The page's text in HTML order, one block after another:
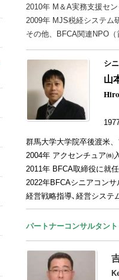
2010年 M＆A実務支援セ
2009年 MJS税経システム
その他、BFCA関連NPO
シ
山
群馬大学大学院卒後渡米
2004年 アクセンチュア㈱
2011年 BFCA取締役に就任
2022年BFCAシニアコン
経営戦略指導､経営システ
パートナーコンサルタント